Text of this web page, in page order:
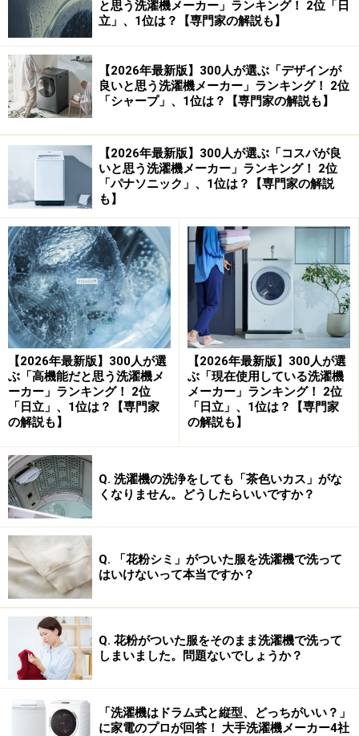
カラーな家電
Pioneer ピュアビジョン インテリアパッケージ
ヤマギワ オンラインショップ GE冷蔵庫
2ドア冷蔵庫 GR-S15B
ガイド記事バックナンバーを読む
※記事内容は執筆時点のものです。最新の内容をご確認くださ
い。
【編集部おすすめの購入サイト】
Amazonで人気の洗濯機をチェック！
楽天市場で人気の洗濯機をチェック！
と思う洗濯機メーカー」ランキング！ 2位「日
立」、1位は？【専門家の解説も】
【2026年最新版】300人が選ぶ「デザインが
良いと思う洗濯機メーカー」ランキング！ 2位
「シャープ」、1位は？【専門家の解説も】
【2026年最新版】300人が選ぶ「コスパが良
いと思う洗濯機メーカー」ランキング！ 2位
「パナソニック」、1位は？【専門家の解説
も】
【2026年最新版】300人が選
ぶ「高機能だと思う洗濯機メ
ーカー」ランキング！ 2位
「日立」、1位は？【専門家
の解説も】
【2026年最新版】300人が選
ぶ「現在使用している洗濯機
メーカー」ランキング！ 2位
「日立」、1位は？【専門家
の解説も】
Q. 洗濯機の洗浄をしても「茶色いカス」がな
くなりません。どうしたらいいですか？
Q. 「花粉シミ」がついた服を洗濯機で洗って
はいけないって本当ですか？
Q. 花粉がついた服をそのまま洗濯機で洗って
しまいました。問題ないでしょうか？
「洗濯機はドラム式と縦型、どっちがいい？」
に家電のプロが回答！ 大手洗濯機メーカー4社